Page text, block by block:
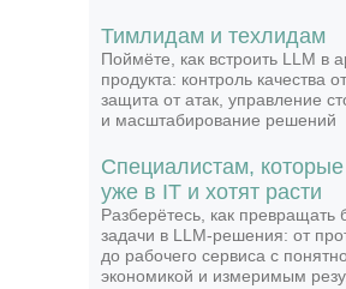
Тимлидам и техлидам
Поймёте, как встроить LLM в
продукта: контроль качества
защита от атак, управление
и масштабирование решений
Специалистам, которые
уже в IT и хотят расти
Разберётесь, как превращать
задачи в LLM-решения: от
до рабочего сервиса с
экономикой и измеримым
Научитесь управлять
поведением модели через
системные инструкции
и контекст
формируются ответы
и от чего зависит качество
генерации
Изучите ограничения
языковых моделей и способы
их обхода
Поймёте, как делать ответы
LLM API и RAG в приложении
Интеграция LLM через API
Научитесь подключать
к собственным приложениям
Освоите работу с prompts,
messages и параметрами
генерации
Разберёте streaming-ответы,
structured output и обработку
Hermes, MCP и бизнес-действия
Агентные системы и оркестрация
Научитесь превращать
отдельные LLM-функции
в полноценные агентные
системы
Корпоративные решения: On-
premise и локальные LLM
Локальные LLM и open-source